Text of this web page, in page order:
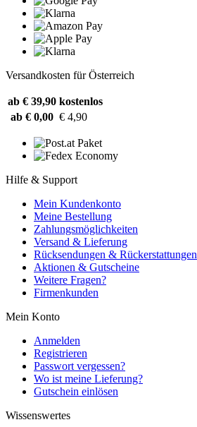
Versandkosten für Österreich
ab € 39,90 kostenlos
ab € 0,00 € 4,90
Hilfe & Support
Mein Kundenkonto
Meine Bestellung
Zahlungsmöglichkeiten
Versand & Lieferung
Rücksendungen & Rückerstattungen
Aktionen & Gutscheine
Weitere Fragen?
Firmenkunden
Mein Konto
Anmelden
Registrieren
Passwort vergessen?
Wo ist meine Lieferung?
Gutschein einlösen
Wissenswertes